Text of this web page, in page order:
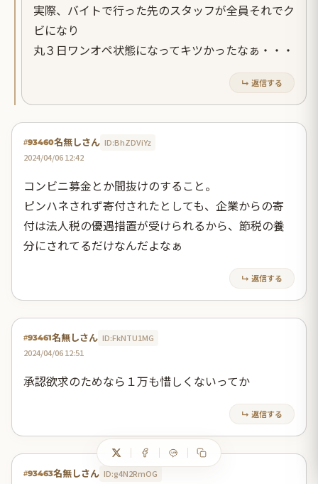
実際、バイトで行った先のスタッフが全員それでク
ビになり
丸３日ワンオペ状態になってキツかったなぁ・・・
↳ 返信する
#93460名無しさん ID:BhZDViYz
2024/04/06 12:42
コンビニ募金とか間抜けのすること。
ピンハネされず寄付されたとしても、企業からの寄
付は法人税の優遇措置が受けられるから、節税の養
分にされてるだけなんだよなぁ
↳ 返信する
#93461名無しさん ID:FkNTU1MG
2024/04/06 12:51
承認欲求のためなら１万も惜しくないってか
↳ 返信する
#93463名無しさん ID:g4N2RmOG